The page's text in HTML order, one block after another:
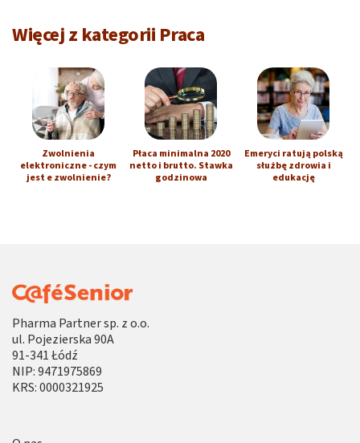
Więcej z kategorii Praca
Zwolnienia
elektroniczne - czym
jest e zwolnienie?
Płaca minimalna 2020
netto i brutto. Stawka
godzinowa
Emeryci ratują polską
służbę zdrowia i
edukację
Pharma Partner sp. z o.o.
ul. Pojezierska 90A
91-341 Łódź
NIP: 9471975869
KRS: 0000321925